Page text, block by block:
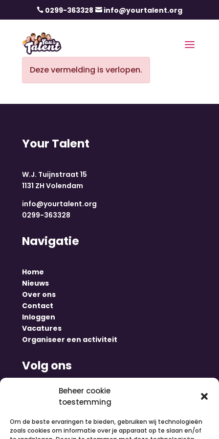
Beheer cookie
toestemming
Om de beste ervaringen te bieden, gebruiken wij technologieën
zoals cookies om informatie over je apparaat op te slaan en/of
 0299-363328  info@yourtalent.org
Deze vermelding is verlopen.
Your Talent
W.J. Tuijnstraat 15
1131 ZH Volendam
info@yourtalent.org
0299-363328
Navigatie
Home
Nieuws
Over ons
Contact
Inloggen
Vacatures
Organiseer een activiteit
Volg ons